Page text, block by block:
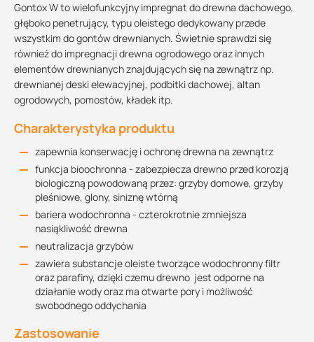
Gontox W to wielofunkcyjny impregnat do drewna dachowego,
głęboko penetrujący, typu oleistego dedykowany przede
wszystkim do gontów drewnianych. Świetnie sprawdzi się
również do impregnacji drewna ogrodowego oraz innych
elementów drewnianych znajdujących się na zewnątrz np.
drewnianej deski elewacyjnej, podbitki dachowej, altan
ogrodowych, pomostów, kładek itp.
Charakterystyka produktu
zapewnia konserwację i ochronę drewna na zewnątrz
funkcja bioochronna - zabezpiecza drewno przed korozją
biologiczną powodowaną przez: grzyby domowe, grzyby
pleśniowe, glony, siniznę wtórną
bariera wodochronna - czterokrotnie zmniejsza
nasiąkliwość drewna
neutralizacja grzybów
zawiera substancje oleiste tworzące wodochronny filtr
oraz parafiny, dzięki czemu drewno jest odporne na
działanie wody oraz ma otwarte pory i możliwość
swobodnego oddychania
Zastosowanie